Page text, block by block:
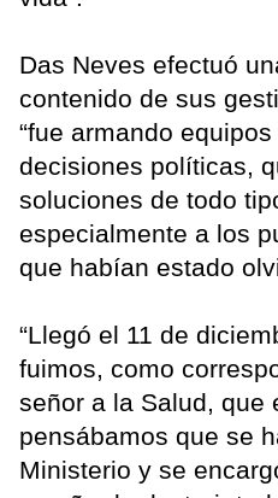
Das Neves efectuó
contenido de sus
“fue armando
decisiones políticas,
soluciones de todo
especialmente a los
que habían estado
“Llegó el 11 de
fuimos, como
señor a la Salud, que
pensábamos que se
Ministerio y se